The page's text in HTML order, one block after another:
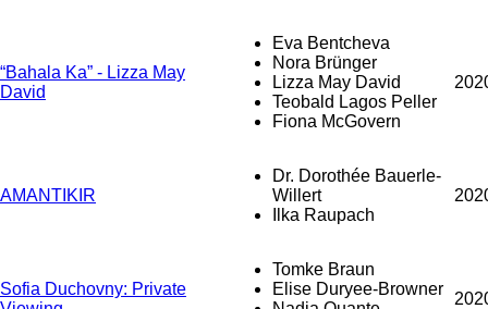
“Bahala Ka” - Lizza May
David
Eva Bentcheva
Nora Brünger
Lizza May David
Teobald Lagos Peller
Fiona McGovern
AMANTIKIR
Dr. Dorothée Bauerle-
Willert
Ilka Raupach
Sofia Duchovny: Private
Tomke Braun
Elise Duryee-Browner